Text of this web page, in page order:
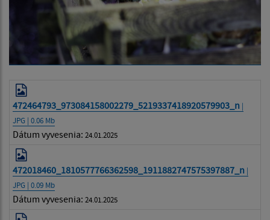
472464793_973084158002279_5219337418920579903_n |
JPG | 0.06 Mb
Dátum vyvesenia: 24.01.2025
472018460_1810577766362598_1911882747575397887_n |
JPG | 0.09 Mb
Dátum vyvesenia: 24.01.2025